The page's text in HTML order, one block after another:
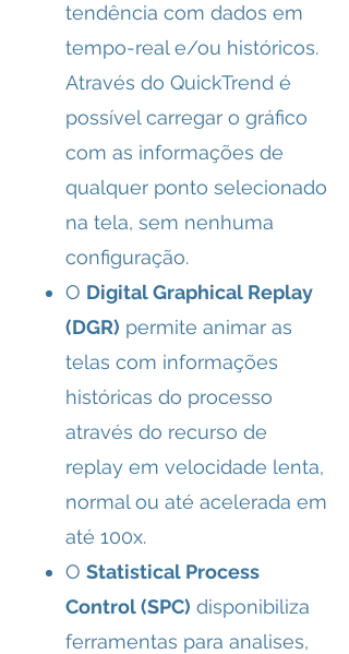
tendência com dados em
tempo-real e/ou históricos.
Através do QuickTrend é
possível carregar o gráfico
com as informações de
qualquer ponto selecionado
na tela, sem nenhuma
configuração.
O Digital Graphical Replay
(DGR) permite animar as
telas com informações
históricas do processo
através do recurso de
replay em velocidade lenta,
normal ou até acelerada em
até 100x.
O Statistical Process
Control (SPC) disponibiliza
ferramentas para analises,